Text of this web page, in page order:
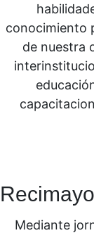
conocimiento
de nuestra
Mediante